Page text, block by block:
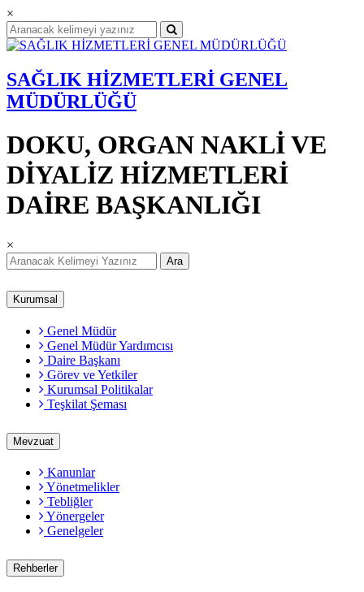
×
SAĞLIK HİZMETLERİ GENEL
MÜDÜRLÜĞÜ
DOKU, ORGAN NAKLİ VE
DİYALİZ HİZMETLERİ
DAİRE BAŞKANLIĞI
×
Ara
Kurumsal
Genel Müdür
Genel Müdür Yardımcısı
Daire Başkanı
Görev ve Yetkiler
Kurumsal Politikalar
Teşkilat Şeması
Mevzuat
Kanunlar
Yönetmelikler
Tebliğler
Yönergeler
Genelgeler
Rehberler